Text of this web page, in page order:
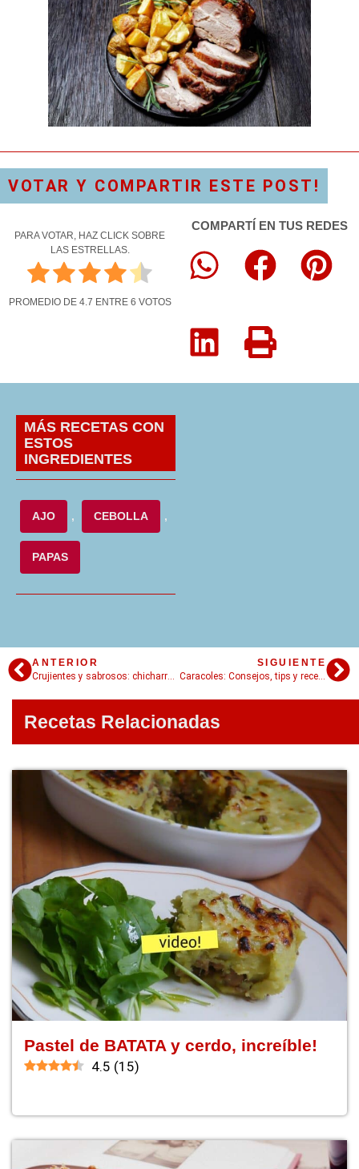
VOTAR Y COMPARTIR ESTE POST!
PARA VOTAR, HAZ CLICK SOBRE
LAS ESTRELLAS.
PROMEDIO DE 4.7 ENTRE 6 VOTOS
COMPARTÍ EN TUS REDES
MÁS RECETAS CON
ESTOS
INGREDIENTES
AJO , CEBOLLA ,
PAPAS
ANTERIOR
Crujientes y sabrosos: chicharrones para un snack diferente
SIGUIENTE
Caracoles: Consejos, tips y recetas para comerlos sin parar
Recetas Relacionadas
Pastel de BATATA y cerdo, increíble!
4.5 (15)